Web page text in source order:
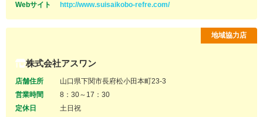
Webサイト
http://www.suisaikobo-refre.com/
株式会社アスワン
店舗住所
山口県下関市長府松小田本町23-3
営業時間
8：30～17：30
定休日
土日祝
地域協力店